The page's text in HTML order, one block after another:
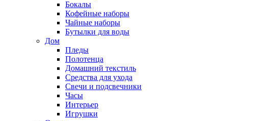
Бокалы
Кофейные наборы
Чайные наборы
Бутылки для воды
Дом
Пледы
Полотенца
Домашний текстиль
Средства для ухода
Свечи и подсвечники
Часы
Интерьер
Игрушки